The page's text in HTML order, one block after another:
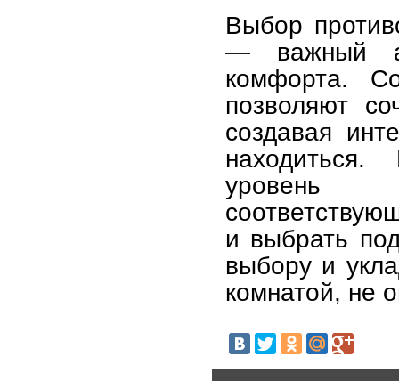
Выбор
— важный
комфорта.
позволяют
создавая
уровень
и выбрать
выбору и
комнатой, не